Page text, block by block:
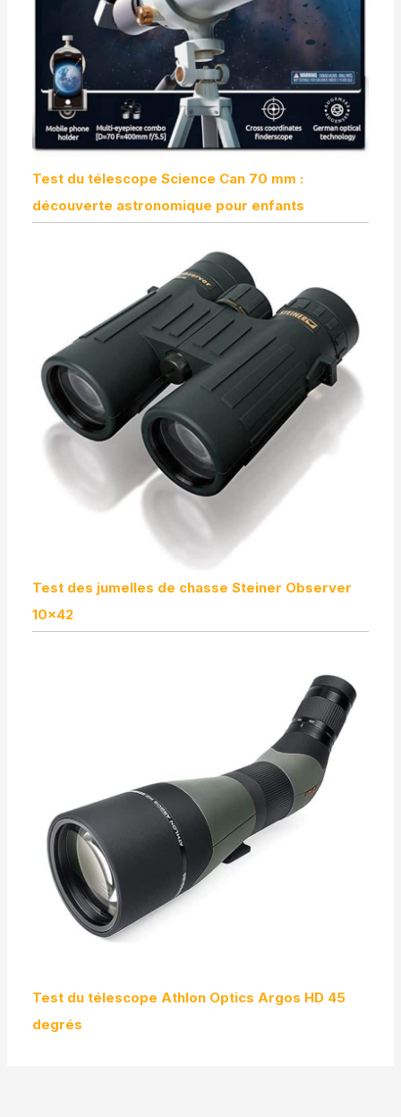
Test du télescope Science Can 70 mm :
découverte astronomique pour enfants
Test des jumelles de chasse Steiner Observer
10×42
Test du télescope Athlon Optics Argos HD 45
degrés